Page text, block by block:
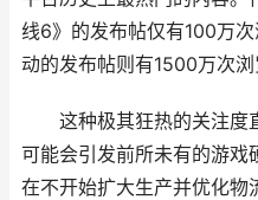
线6》的发布帖仅有100万
动的发布帖则有1500万次浏
这种极其狂热的关注度
可能会引发前所未有的游
在不开始扩大生产并优化物